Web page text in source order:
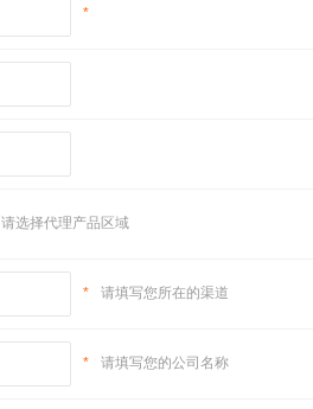
*
请选择代理产品区域
* 请填写您所在的渠道
* 请填写您的公司名称